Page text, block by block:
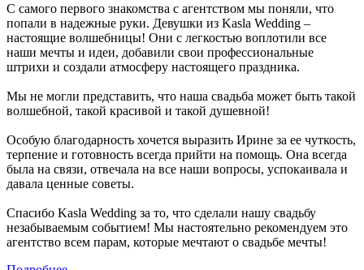
С самого первого знакомства с агентством мы поняли, что
попали в надежные руки. Девушки из Kasla Wedding –
настоящие волшебницы! Они с легкостью воплотили все
наши мечты и идеи, добавили свои профессиональные
штрихи и создали атмосферу настоящего праздника.
Мы не могли представить, что наша свадьба может быть такой
волшебной, такой красивой и такой душевной!
Особую благодарность хочется выразить Ирине за ее чуткость,
терпение и готовность всегда прийти на помощь. Она всегда
была на связи, отвечала на все наши вопросы, успокаивала и
давала ценные советы.
Спасибо Kasla Wedding за то, что сделали нашу свадьбу
незабываемым событием! Мы настоятельно рекомендуем это
агентство всем парам, которые мечтают о свадьбе мечты!